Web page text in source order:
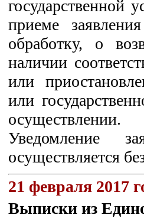
государственной
приеме
обработку, о
наличии
или
или
осуществлении.
Уведомление
осуществляется
21 февраля 2017
Выписки из